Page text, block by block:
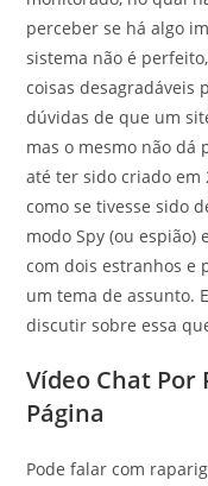
perceber se há algo
sistema não é
coisas desagradáveis
dúvidas de que um
mas o mesmo não dá
até ter sido criado em
como se tivesse sido
modo Spy (ou espião)
com dois estranhos e
um tema de assunto.
discutir sobre essa
Vídeo Chat Por
Página
Pode falar com